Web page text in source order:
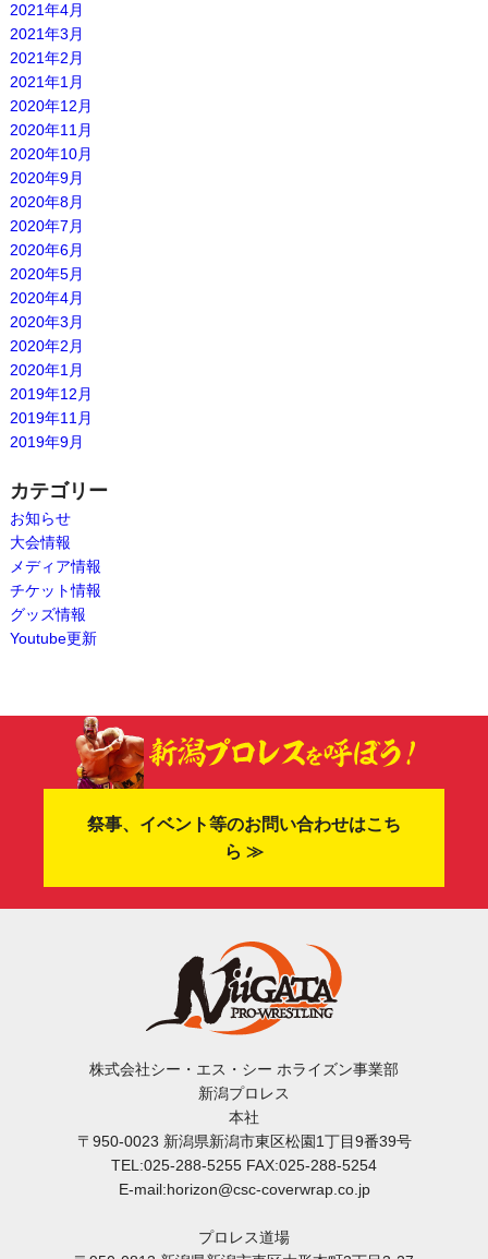
2021年4月
2021年3月
2021年2月
2021年1月
2020年12月
2020年11月
2020年10月
2020年9月
2020年8月
2020年7月
2020年6月
2020年5月
2020年4月
2020年3月
2020年2月
2020年1月
2019年12月
2019年11月
2019年9月
カテゴリー
お知らせ
大会情報
メディア情報
チケット情報
グッズ情報
Youtube更新
祭事、イベント等のお問い合わせはこち
ら ≫
株式会社シー・エス・シー ホライズン事業部
新潟プロレス
本社
〒950-0023 新潟県新潟市東区松園1丁目9番39号
TEL:025-288-5255 FAX:025-288-5254
E-mail:horizon@csc-coverwrap.co.jp
プロレス道場